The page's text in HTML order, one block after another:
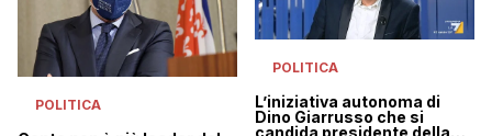
POLITICA
POLITICA
L’iniziativa autonoma di
Dino Giarrusso che si
candida presidente della